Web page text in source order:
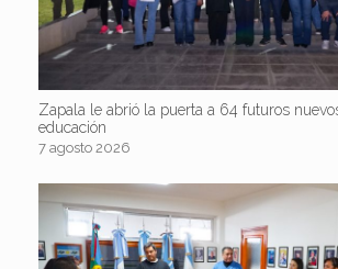
Zapala le abrió la puerta a 64 futuros
educación
7 agosto 2026